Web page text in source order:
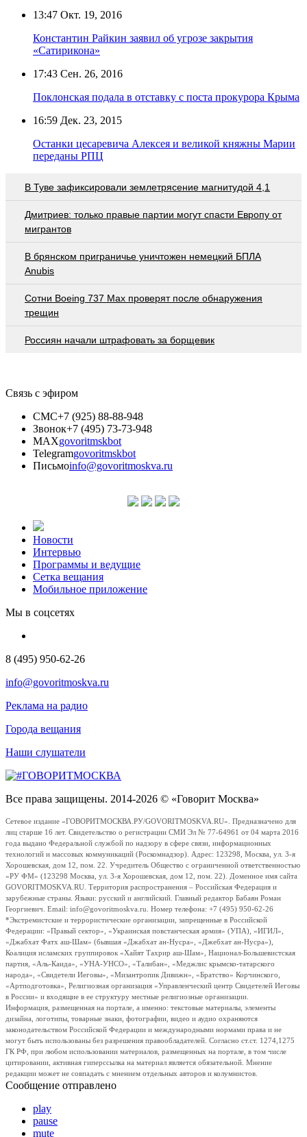
13:47 Окт. 19, 2016
Константин Райкин заявил об угрозе закрытия
«Сатирикона»
17:43 Сен. 26, 2016
Поклонская подала в отставку с поста прокурора Крыма
16:59 Дек. 23, 2015
Останки цесаревича Алексея и великой княжны Марии
переданы РПЦ
В Туве зафиксировали землетрясение магнитудой 4,1
Дмитриев: только правые партии могут спасти Европу от
мигрантов
В брянском приграничье уничтожен немецкий БПЛА
Anubis
Сотни Boeing 737 Max проверят после обнаружения
трещин
Россиян начали штрафовать за борщевик
Связь с эфиром
СМС+7 (925) 88-88-948
Звонок+7 (495) 73-73-948
MAXgovoritmskbot
Telegramgovoritmskbot
Письмоinfo@govoritmoskva.ru
Новости
Интервью
Программы и ведущие
Сетка вещания
Мобильное приложение
Мы в соцсетях
8 (495) 950-62-26
info@govoritmoskva.ru
Реклама на радио
Города вещания
Наши слушатели
Все права защищены. 2014-2026 © «Говорит Москва»
Сетевое издание «ГОВОРИТМОСКВА.РУ/GOVORITMOSKVA.RU». Предназначено для
лиц старше 16 лет. Свидетельство о регистрации СМИ Эл № 77-64961 от 04 марта 2016
года выдано Федеральной службой по надзору в сфере связи, информационных
технологий и массовых коммуникаций (Роскомнадзор). Адрес: 123298, Москва, ул. 3-я
Хорошевская, дом 12, пом. 22. Учредитель Общество с ограниченной ответственностью
«РУ ФМ» (123298 Москва, ул. 3-я Хорошевская, дом 12, пом. 22). Доменное имя сайта
GOVORITMOSKVA.RU. Территория распространения – Российская Федерация и
зарубежные страны. Языки: русский и английский. Главный редактор Бабаян Роман
Георгиевич. Email: info@govoritmoskva.ru. Номер телефона: +7 (495) 950-62-26
*Экстремистские и террористические организации, запрещенные в Российской
Федерации: «Правый сектор», «Украинская повстанческая армия» (УПА), «ИГИЛ»,
«Джабхат Фатх аш-Шам» (бывшая «Джабхат ан-Нусра», «Джебхат ан-Нусра»),
Коалиция исламских группировок «Хайят Тахрир аш-Шам», Национал-Большевистская
партия, «Аль-Каида», «УНА-УНСО», «Талибан», «Меджлис крымско-татарского
народа», «Свидетели Иеговы», «Мизантропик Дивижн», «Братство» Корчинского,
«Артподготовка», Религиозная организация «Управленческий центр Свидетелей Иеговы
в России» и входящие в ее структуру местные религиозные организации.
Информация, размещенная на портале, а именно: текстовые материалы, элементы
дизайна, логотипы, товарные знаки, фотографии, видео и аудио охраняются
законодательством Российской Федерации и международными нормами права и не
могут быть использованы без разрешения правообладателей. Согласно ст.ст. 1274,1275
ГК РФ, при любом использовании материалов, размещенных на портале, в том числе
цитировании, активная гиперссылка на материал является обязательной. Мнение
редакции может не совпадать с мнением отдельных авторов и колумнистов.
Сообщение отправлено
play
pause
mute